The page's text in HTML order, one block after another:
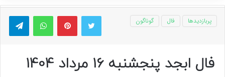
توییتر پینتریستواتس آپ
پربازدیدها فال گوناگون
فال ابجد پنجشنبه 16 مرداد 1404